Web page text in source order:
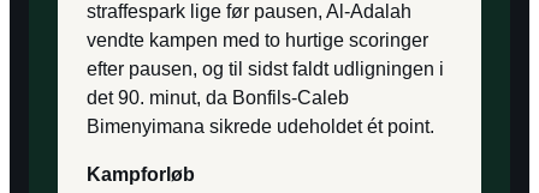
straffespark lige før pausen, Al-Adalah
vendte kampen med to hurtige scoringer
efter pausen, og til sidst faldt udligningen i
det 90. minut, da Bonfils-Caleb
Bimenyimana sikrede udeholdet ét point.
Kampforløb